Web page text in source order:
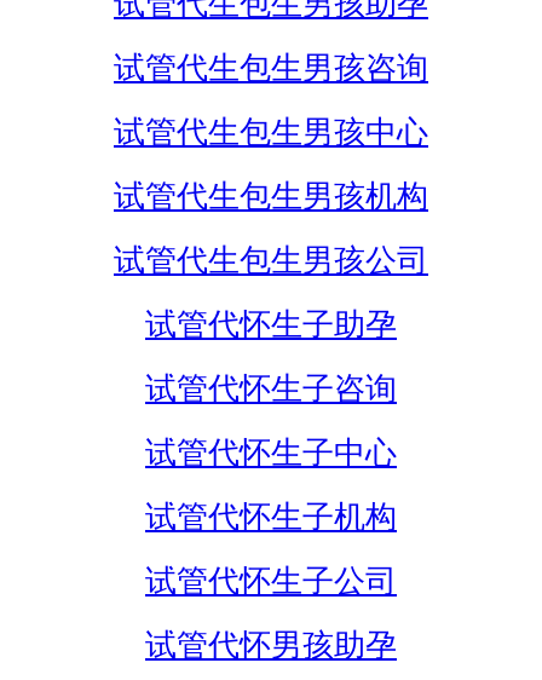
试管代生包生男孩咨询
试管代生包生男孩中心
试管代生包生男孩机构
试管代生包生男孩公司
试管代怀生子助孕
试管代怀生子咨询
试管代怀生子中心
试管代怀生子机构
试管代怀生子公司
试管代怀男孩助孕